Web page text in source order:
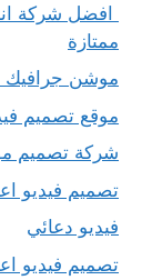
افضل شركة
ممتازة
موشن
موقع تصميم
شركة تصميم
تصميم فيديو
فيديو دعائي
تصميم فيديو